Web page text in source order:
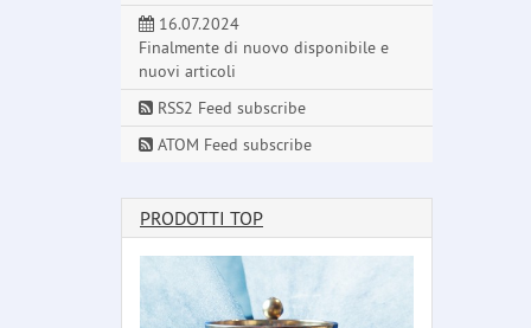
16.07.2024
Finalmente di nuovo disponibile e
nuovi articoli
RSS2 Feed subscribe
ATOM Feed subscribe
PRODOTTI TOP